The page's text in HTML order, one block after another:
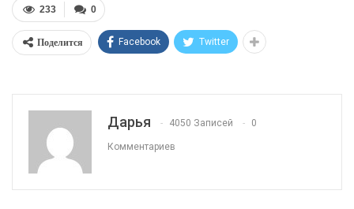
0
233
Поделится Facebook Twitter
Дарья 4050 Записей 0
Комментариев